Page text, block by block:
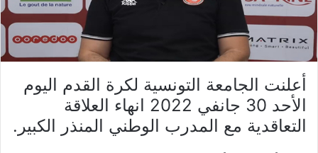
أعلنت الجامعة التونسية لكرة القدم اليوم
الأحد 30 جانفي 2022 انهاء العلاقة
التعاقدية مع المدرب الوطني المنذر الكبير.